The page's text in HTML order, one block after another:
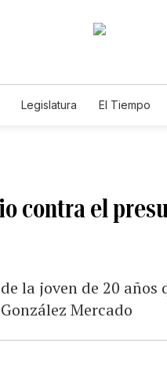
Legislatura El Tiempo
contra el
la joven de 20 años
Mercado